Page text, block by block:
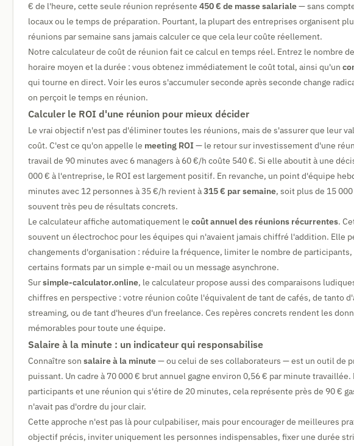
€ de l'heure, cette seule réunion représente 450 € de masse salariale— sans
locaux ou le temps de préparation. Pourtant, la plupart des entreprises organisent
réunions par semaine sans jamais calculer ce que cela leur coûte réellement.
Notre calculateur de coût de réunion fait ce calcul en temps réel. Entrez le nombre
horaire moyen et la durée : vous obtenez immédiatement le coût total, ainsi qu'un
qui tourne en direct. Voir les euros s'accumuler seconde après seconde change
on perçoit le temps en réunion.
Calculer le ROI d'une réunion pour mieux décider
Le vrai objectif n'est pas d'éliminer toutes les réunions, mais de s'assurer que leur
coût. C'est ce qu'on appelle le meeting ROI— le retour sur investissement d'une
travail de 90 minutes avec 6 managers à 60 €/h coûte 540 €. Si elle aboutit à une
000 € à l'entreprise, le ROI est largement positif. En revanche, un point d'équipe
minutes avec 12 personnes à 35 €/h revient à315 € par semaine, soit plus de 15
souvent très peu de résultats concrets.
Le calculateur affiche automatiquement le coût annuel des réunions récurrentes.
souvent un électrochoc pour les équipes qui n'avaient jamais chiffré l'addition. Elle
changements d'organisation : réduire la fréquence, limiter le nombre de
certains formats par un simple e-mail ou un message asynchrone.
Sursimple-calculator.online, le calculateur propose aussi des comparaisons
chiffres en perspective : votre réunion coûte l'équivalent de tant de cafés, de tanto
streaming, ou de tant d'heures d'un freelance. Ces repères concrets rendent les
mémorables pour toute une équipe.
Salaire à la minute : un indicateur qui responsabilise
Connaître son salaire à la minute— ou celui de ses collaborateurs — est un outil de
puissant. Un cadre à 70 000 € brut annuel gagne environ 0,56 € par minute
participants et une réunion qui s'étire de 20 minutes, cela représente près de 90 €
n'avait pas d'ordre du jour clair.
Cette approche n'est pas là pour culpabiliser, mais pour encourager de meilleures
objectif précis, inviter uniquement les personnes indispensables, fixer une durée